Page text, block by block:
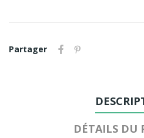
Partager
DÉTAILS DU